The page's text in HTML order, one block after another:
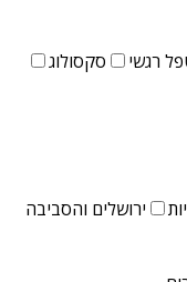
רגשי
סקסולוג
ירושלים והסביבה